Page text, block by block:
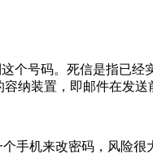
个号码。死信是指已
纳装置，即邮件在发送
手机来改密码，风险